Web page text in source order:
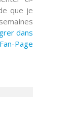
que je
dans
Page